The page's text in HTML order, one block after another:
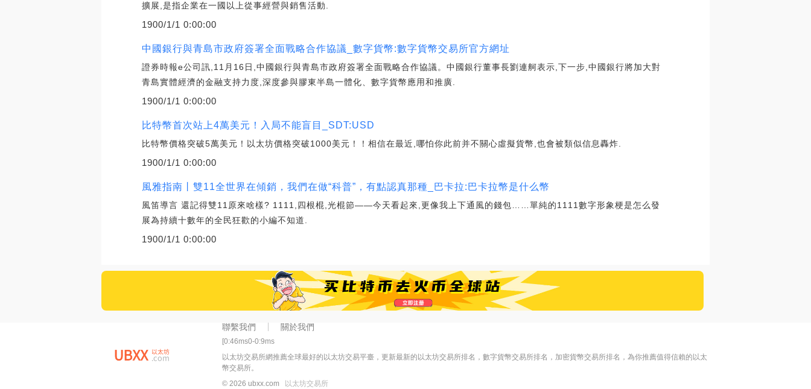
擴展,是指企業在一國以上從事經營與銷售活動.
1900/1/1 0:00:00
中國銀行與青島市政府簽署全面戰略合作協議_數字貨幣:數字貨幣交易所官方網址
證券時報e公司訊,11月16日,中國銀行與青島市政府簽署全面戰略合作協議。中國銀行董事長劉連舸表示,下一步,中國銀行將加大對
青島實體經濟的金融支持力度,深度參與膠東半島一體化、數字貨幣應用和推廣.
1900/1/1 0:00:00
比特幣首次站上4萬美元！入局不能盲目_SDT:USD
比特幣價格突破5萬美元！以太坊價格突破1000美元！！相信在最近,哪怕你此前并不關心虛擬貨幣,也會被類似信息轟炸.
1900/1/1 0:00:00
風雅指南丨雙11全世界在傾銷，我們在做“科普”，有點認真那種_巴卡拉:巴卡拉幣是什么幣
風笛導言 還記得雙11原來啥樣? 1111,四根棍,光棍節——今天看起來,更像我上下通風的錢包……單純的1111數字形象梗是怎么發
展為持續十數年的全民狂歡的小編不知道.
1900/1/1 0:00:00
聯繫我們 關於我們
[0:46ms0-0:9ms
以太坊交易所網推薦全球最好的以太坊交易平臺，更新最新的以太坊交易所排名，數字貨幣交易所排名，加密貨幣交易所排名，為你推薦值得信賴的以太
幣交易所。
© 2026 ubxx.com 以太坊交易所